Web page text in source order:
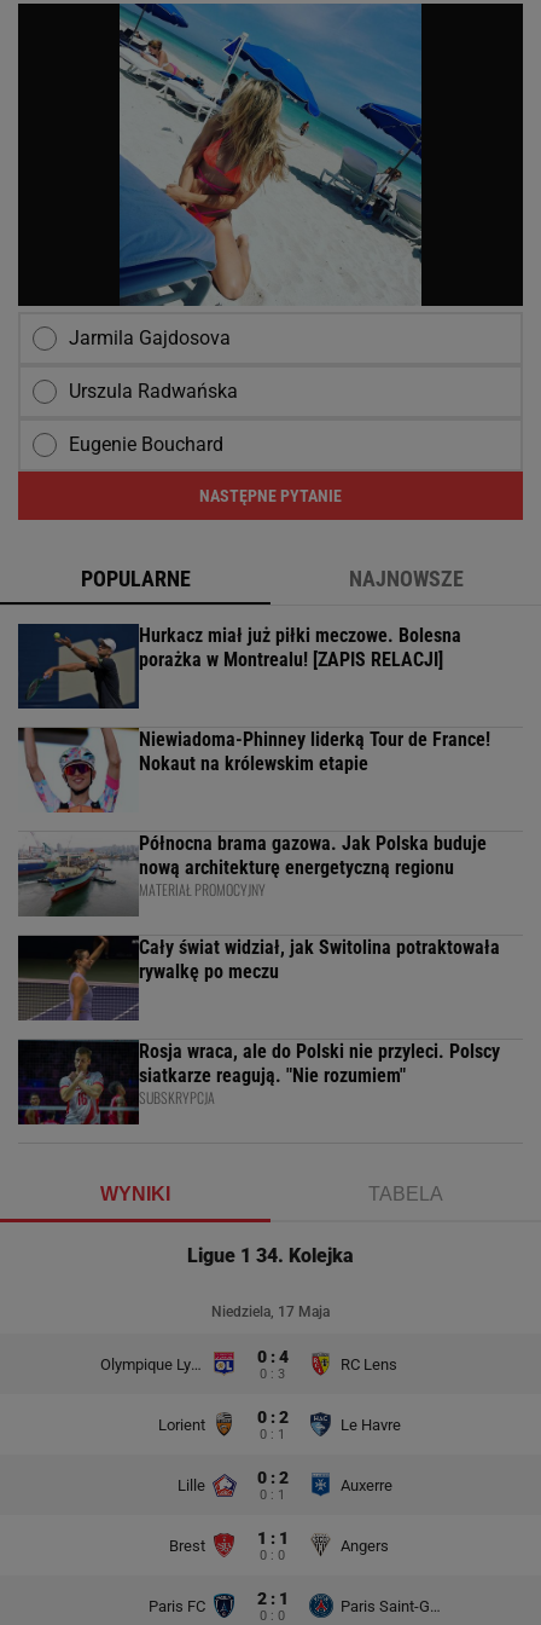
Jarmila Gajdosova
Urszula Radwańska
Eugenie Bouchard
NASTĘPNE PYTANIE
POPULARNE NAJNOWSZE
Hurkacz miał już piłki meczowe. Bolesna
porażka w Montrealu! [ZAPIS RELACJI]
Niewiadoma-Phinney liderką Tour de France!
Nokaut na królewskim etapie
Północna brama gazowa. Jak Polska buduje
nową architekturę energetyczną regionu
MATERIAŁ PROMOCYJNY
Cały świat widział, jak Switolina potraktowała
rywalkę po meczu
Rosja wraca, ale do Polski nie przyleci. Polscy
siatkarze reagują. "Nie rozumiem"
SUBSKRYPCJA
WYNIKI TABELA
Ligue 1 34. Kolejka
Niedziela, 17 Maja
Olympique Lyon 0 : 4
0 : 3
RC Lens
Lorient 0 : 2
0 : 1
Le Havre
Lille 0 : 2
0 : 1
Auxerre
Brest 1 : 1
0 : 0
Angers
Paris FC 2 : 1
0 : 0
Paris Saint-Germain